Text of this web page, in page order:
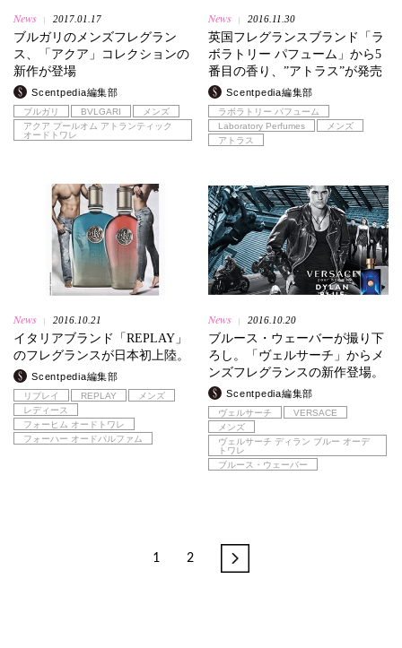
News | 2017.01.17
ブルガリのメンズフレグラン
ス、「アクア」コレクションの
新作が登場
Scentpedia編集部
ブルガリ BVLGARI
メンズ
アクア プールオム アトランティック
オードトワレ
News | 2016.11.30
英国フレグランスブランド「ラ
ボラトリー パフューム」から5
番目の香り、”アトラス”が発売
Scentpedia編集部
ラボラトリー パフューム
Laboratory Perfumes
メンズ
アトラス
News 2016.10.21
イタリアブランド「REPLAY」
のフレグランスが日本初上陸。
Scentpedia編集部
リプレイ REPLAY
メンズ
レディース
フォーヒム オードトワレ
フォーハー オードパルファム
News 2016.10.20
ブルース・ウェーバーが撮り下
ろし。「ヴェルサーチ」からメ
ンズフレグランスの新作登場。
Scentpedia編集部
ヴェルサーチ
VERSACE
メンズ
ヴェルサーチ ディラン ブルー オーデ
トワレ
ブルース・ウェーバー
1 2